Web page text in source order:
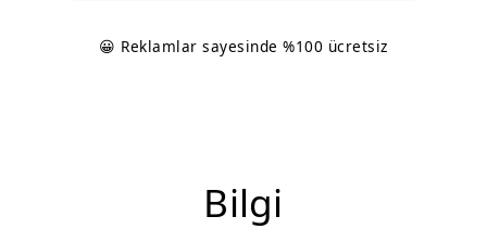
😀 Reklamlar sayesinde %100 ücretsiz
Bilgi